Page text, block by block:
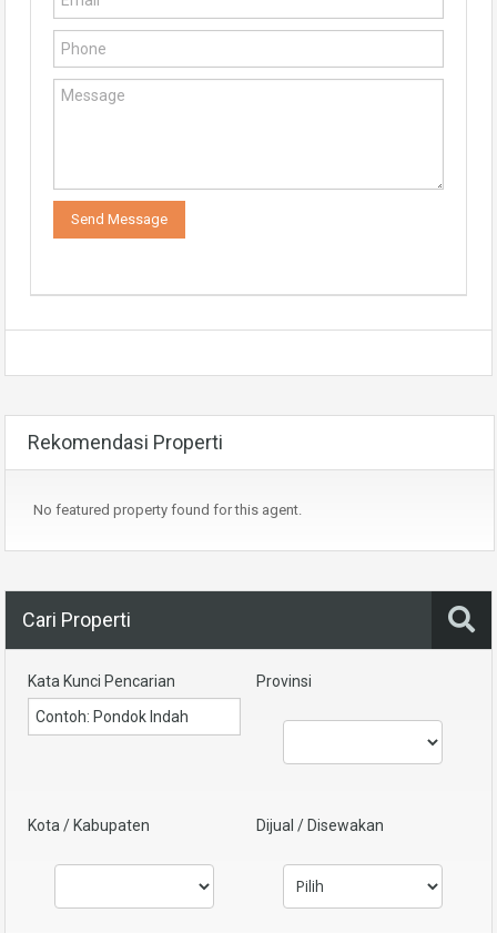
Rekomendasi Properti
No featured property found for this agent.
Cari Properti
Kata Kunci Pencarian Provinsi
Kota / Kabupaten Dijual / Disewakan